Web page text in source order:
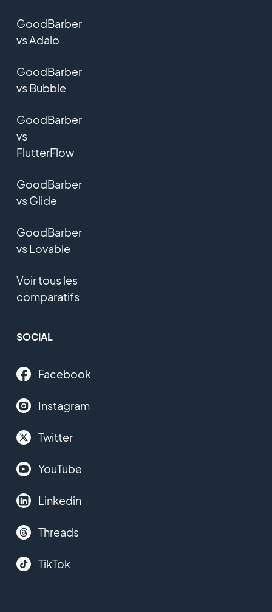
GoodBarber
vs Adalo
GoodBarber
vs Bubble
GoodBarber
vs
FlutterFlow
GoodBarber
vs Glide
GoodBarber
vs Lovable
Voir tous les
comparatifs
SOCIAL
Facebook
Instagram
Twitter
YouTube
Linkedin
Threads
TikTok